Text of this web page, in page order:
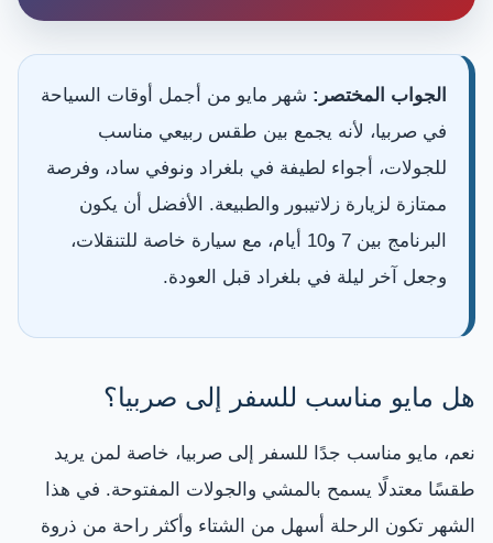
الجواب المختصر: شهر مايو من أجمل أوقات السياحة
في صربيا، لأنه يجمع بين طقس ربيعي مناسب
للجولات، أجواء لطيفة في بلغراد ونوفي ساد، وفرصة
ممتازة لزيارة زلاتيبور والطبيعة. الأفضل أن يكون
البرنامج بين 7 و10 أيام، مع سيارة خاصة للتنقلات،
وجعل آخر ليلة في بلغراد قبل العودة.
هل مايو مناسب للسفر إلى صربيا؟
نعم، مايو مناسب جدًا للسفر إلى صربيا، خاصة لمن يريد
طقسًا معتدلًا يسمح بالمشي والجولات المفتوحة. في هذا
الشهر تكون الرحلة أسهل من الشتاء وأكثر راحة من ذروة